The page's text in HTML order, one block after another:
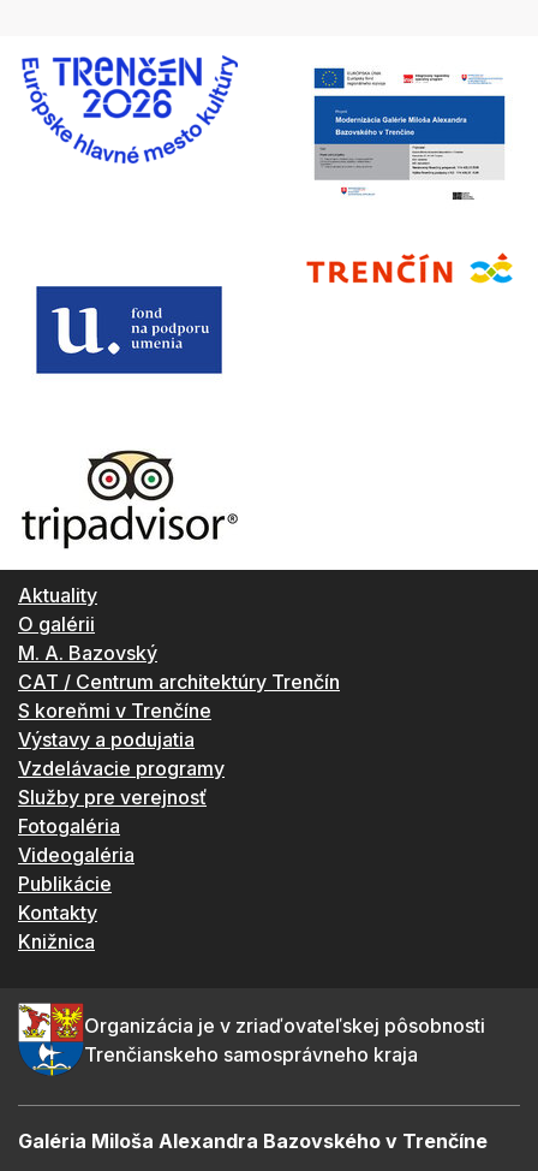
Aktuality
O galérii
M. A. Bazovský
CAT / Centrum architektúry Trenčín
S koreňmi v Trenčíne
Výstavy a podujatia
Vzdelávacie programy
Služby pre verejnosť
Fotogaléria
Videogaléria
Publikácie
Kontakty
Knižnica
Organizácia je v zriaďovateľskej pôsobnosti
Trenčianskeho samosprávneho kraja
Galéria Miloša Alexandra Bazovského v Trenčíne